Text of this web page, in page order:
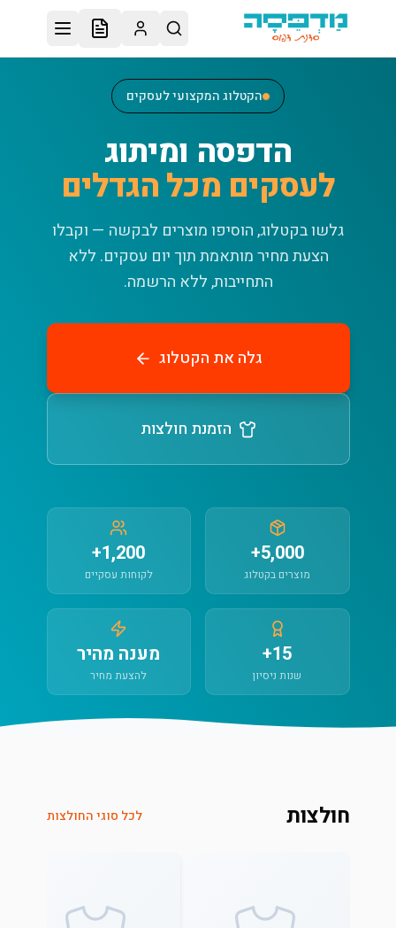
דלג לתוכן הראשי
הקטלוג המקצועי לעסקים
הדפסה ומיתוג
לעסקים מכל הגדלים
גלשו בקטלוג, הוסיפו מוצרים לבקשה — וקבלו
הצעת מחיר מותאמת תוך יום עסקים. ללא
התחייבות, ללא הרשמה.
גלה את הקטלוג
הזמנת חולצות
5,000+
מוצרים בקטלוג
1,200+
לקוחות עסקיים
15+
שנות ניסיון
מענה מהיר
להצעת מחיר
חולצות לכל סוגי החולצות